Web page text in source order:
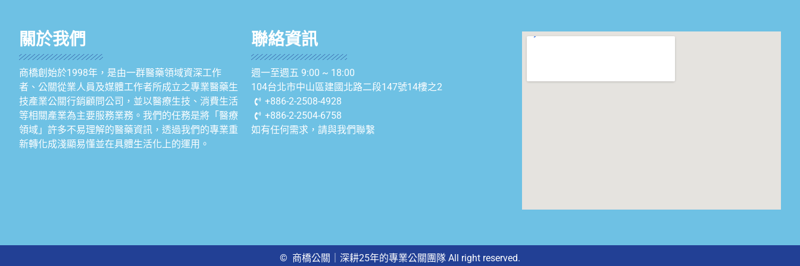
關於我們
商橋創始於1998年，是由一群醫藥領域資深工作
者、公關從業人員及媒體工作者所成立之專業醫藥生
技產業公關行銷顧問公司，並以醫療生技、消費生活
等相關產業為主要服務業務。我們的任務是將「醫療
領域」許多不易理解的醫藥資訊，透過我們的專業重
新轉化成淺顯易懂並在具體生活化上的運用。
聯絡資訊
週一至週五 9:00 ~ 18:00
104台北市中山區建國北路二段147號14樓之2
+886-2-2508-4928
+886-2-2504-6758
如有任何需求，請與我們聯繫
© 商橋公關｜深耕25年的專業公關團隊 All right reserved.